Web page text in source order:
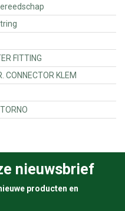
Speciaal gereedschap
- ADAPTER FITTING
- ELEKTR. CONNECTOR KLEM
RETORNO
nieuwsbrief
producten en